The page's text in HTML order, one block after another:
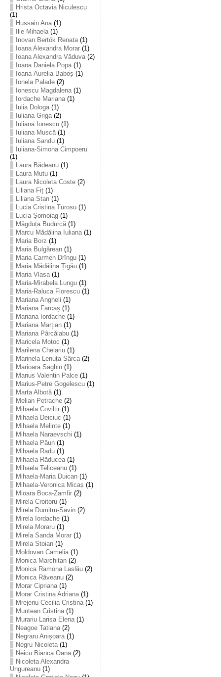
Hrista Octavia Niculescu
(1)
Hussain Ana(1)
Ilie Mihaela(1)
Inovan Bertók Renata(1)
Ioana Alexandra Morar(1)
Ioana Alexandra Văduva(2)
Ioana Daniela Popa(1)
Ioana-Aurelia Baboș (1)
Ionela Palade(2)
Ionescu Magdalena(1)
Iordache Mariana(1)
Iulia Dologa(1)
Iuliana Griga(2)
Iuliana Ionescu(1)
Iuliana Muscă(1)
Iuliana Sandu(1)
Iuliana-Simona Cimpoeru
(1)
Laura Bădeanu(1)
Laura Mutu(1)
Laura Nicoleta Coste(2)
Liliana Fiț(1)
Liliana Stan(1)
Lucia Cristina Turosu(1)
Lucia Șomoiag(1)
Măgduța Budurcă(1)
Marcu Mădălina Iuliana(1)
Maria Borz (1)
Maria Bulgărean(1)
Maria Carmen Drîngu(1)
Maria Mădălina Țigău(1)
Maria Vlasa(1)
Maria-Mirabela Lungu(1)
Maria-Raluca Florescu(1)
Mariana Angheli (1)
Mariana Farcaș (1)
Mariana Iordache(1)
Mariana Marțian(1)
Mariana Pârcălabu(1)
Maricela Motoc (1)
Marilena Chelariu(1)
Marinela Lenuța Sârca(2)
Marioara Saghin(1)
Marius Valentin Palce(1)
Marius-Petre Gogelescu(1)
Marta Albotă(1)
Melian Petrache(2)
Mihaela Coviltir(1)
Mihaela Deiciuc (1)
Mihaela Melinte(1)
Mihaela Naraevschi (1)
Mihaela Păun(1)
Mihaela Radu(1)
Mihaela Răducea(1)
Mihaela Teliceanu(1)
Mihaela-Maria Duican(1)
Mihaela-Veronica Micaș (1)
Mioara Boca-Zamfir(2)
Mirela Croitoru(1)
Mirela Dumitru-Savin(2)
Mirela Iordache(1)
Mirela Moraru(1)
Mirela Sanda Morar(1)
Mirela Stoian(1)
Moldovan Camelia(1)
Monica Marchitan(2)
Monica Ramona Laslău(2)
Monica Răveanu(2)
Morar Cipriana(1)
Morar Cristina Adriana(1)
Mrejeriu Cecilia Cristina(1)
Muntean Cristina(1)
Murariu Larisa Elena(1)
Neagoe Tatiana(2)
Negraru Anișoara(1)
Negru Nicoleta(1)
Neicu Bianca Oana(2)
Nicoleta Alexandra
Ungureanu(1)